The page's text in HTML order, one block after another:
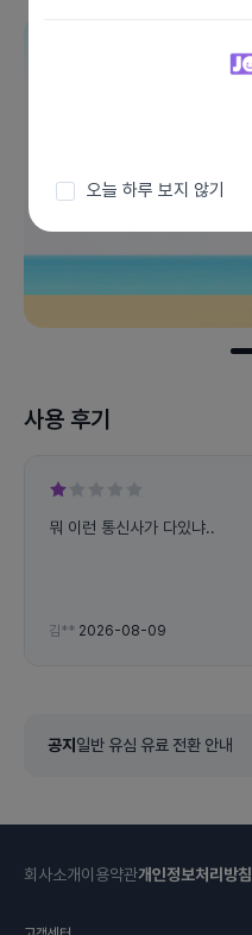
사용 후기
뭐 이런 통신사가 다있냐..
김** 2026-08-09
공지 일반 유심 유료 전환 안내
회사소개이용약관개인정보처리방침
오늘 하루 보지 않기